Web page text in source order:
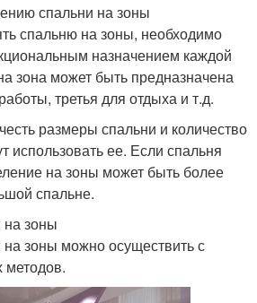
спальни на зоны
спальню на зоны, необходимо
назначением каждой
зона может быть предназначена
третья для отдыха и т.д.
размеры спальни и количество
использовать ее. Если спальня
на зоны может быть более
спальне.
на зоны
на зоны можно осуществить с